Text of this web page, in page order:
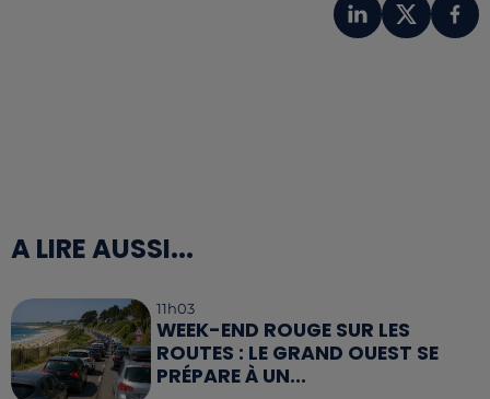
A LIRE AUSSI...
11h03
WEEK-END ROUGE SUR LES
ROUTES : LE GRAND OUEST SE
PRÉPARE À UN...